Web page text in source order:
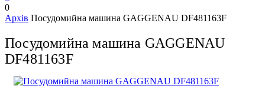
0
Архів Посудомийна машина GAGGENAU DF481163F
Посудомийна машина GAGGENAU
DF481163F